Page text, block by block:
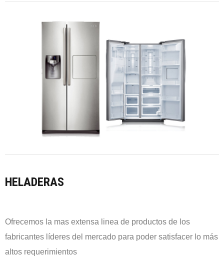
HELADERAS
Ofrecemos la mas extensa linea de productos de los
fabricantes líderes del mercado para poder satisfacer lo más
altos requerimientos